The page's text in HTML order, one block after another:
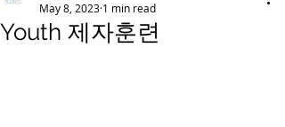
Youth 제자훈련
May 8, 2023 1 min read